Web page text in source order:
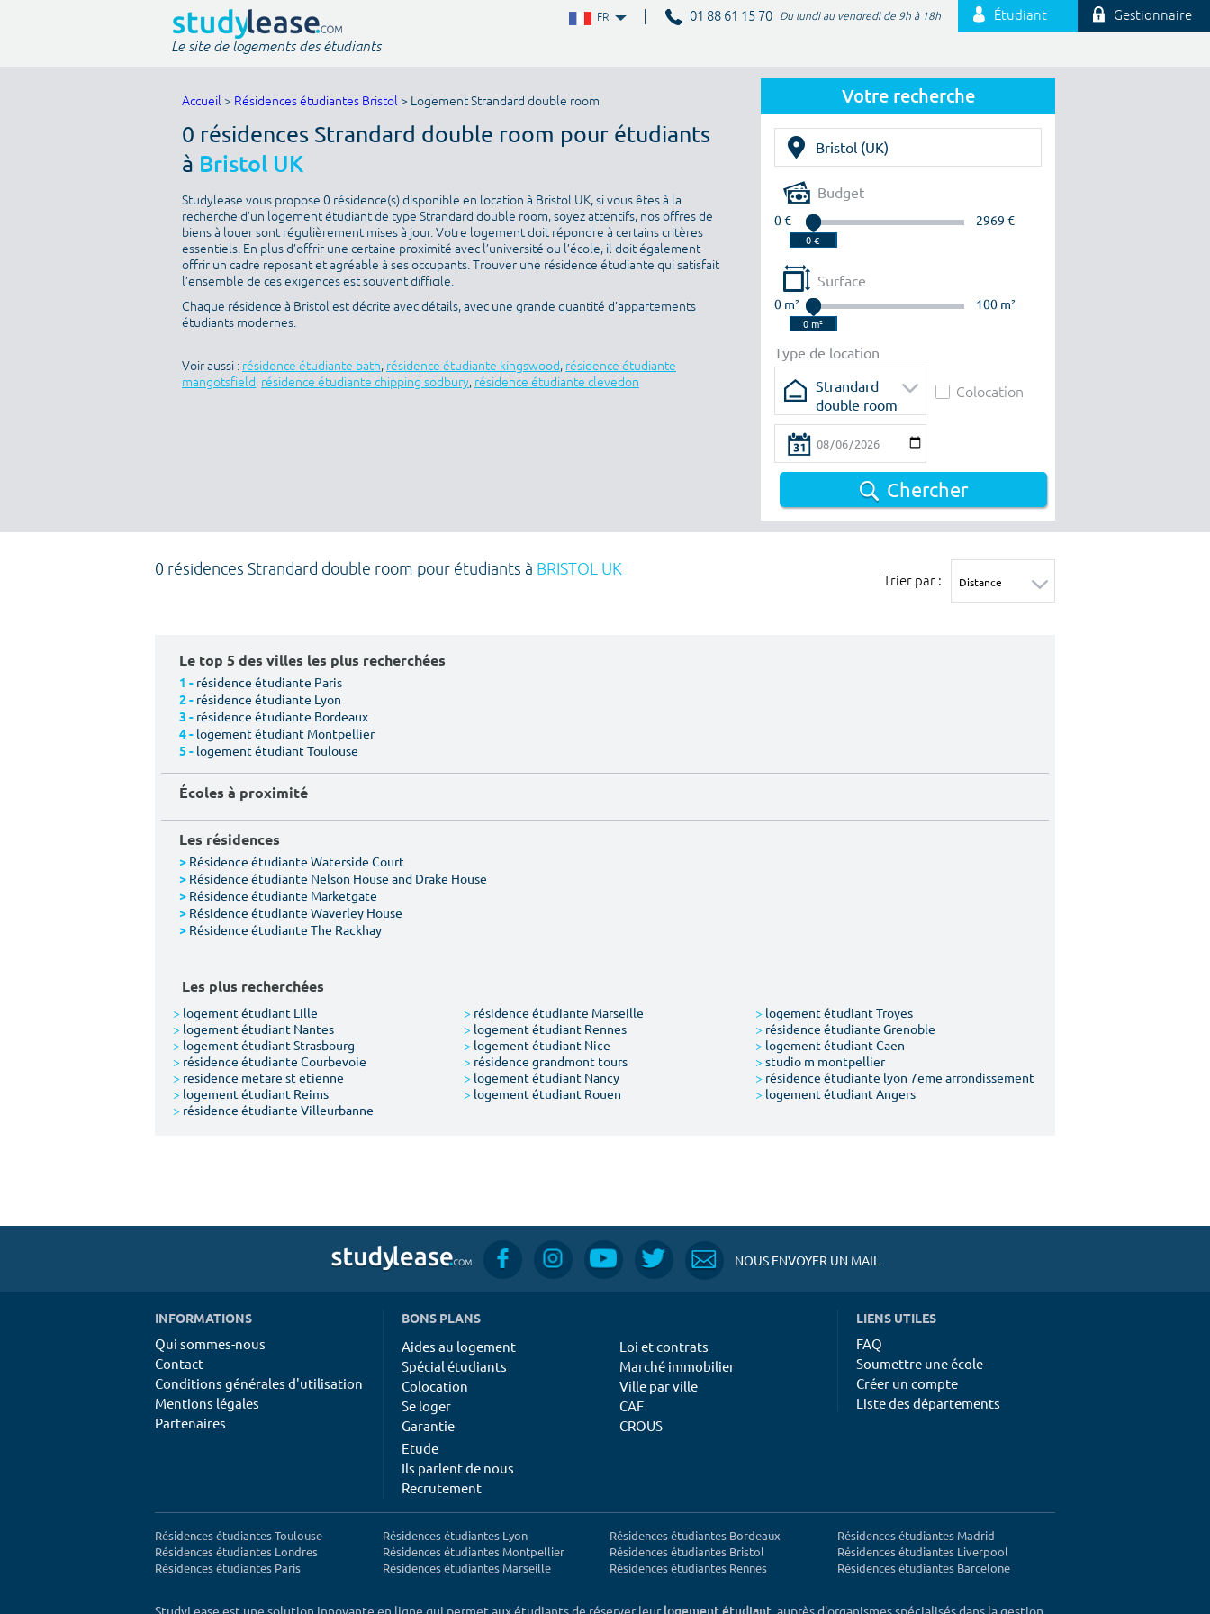
FR 01 88 61 15 70 Du lundi au vendredi de 9h à 18h Étudiant Gestionnaire
Le site de logements des étudiants
Votre recherche
Budget
0 € 2969 €
Surface
0 m² 100 m²
Type de location
Strandard
double room
Colocation
Chercher
Accueil > Résidences étudiantes Bristol > Logement Strandard double room
0 résidences Strandard double room pour étudiants
à Bristol UK
Studylease vous propose 0 résidence(s) disponible en location à Bristol UK, si vous êtes à la
recherche d’un logement étudiant de type Strandard double room, soyez attentifs, nos offres de
biens à louer sont régulièrement mises à jour. Votre logement doit répondre à certains critères
essentiels. En plus d’offrir une certaine proximité avec l’université ou l’école, il doit également
offrir un cadre reposant et agréable à ses occupants. Trouver une résidence étudiante qui satisfait
l’ensemble de ces exigences est souvent difficile.
Chaque résidence à Bristol est décrite avec détails, avec une grande quantité d’appartements
étudiants modernes.
Voir aussi : résidence étudiante bath, résidence étudiante kingswood, résidence étudiante
mangotsfield, résidence étudiante chipping sodbury, résidence étudiante clevedon
0 résidences Strandard double room pour étudiants à BRISTOL UK
Trier par :
Le top 5 des villes les plus recherchées
1 - résidence étudiante Paris
2 - résidence étudiante Lyon
3 - résidence étudiante Bordeaux
4 - logement étudiant Montpellier
5 - logement étudiant Toulouse
Écoles à proximité
Les résidences
> Résidence étudiante Waterside Court
> Résidence étudiante Nelson House and Drake House
> Résidence étudiante Marketgate
> Résidence étudiante Waverley House
> Résidence étudiante The Rackhay
Les plus recherchées
> logement étudiant Lille > résidence étudiante Marseille > logement étudiant Troyes
> logement étudiant Nantes > logement étudiant Rennes > résidence étudiante Grenoble
> logement étudiant Strasbourg > logement étudiant Nice > logement étudiant Caen
> résidence étudiante Courbevoie > résidence grandmont tours > studio m montpellier
> residence metare st etienne > logement étudiant Nancy > résidence étudiante lyon 7eme arrondissement
> logement étudiant Reims > logement étudiant Rouen > logement étudiant Angers
> résidence étudiante Villeurbanne
NOUS ENVOYER UN MAIL
INFORMATIONS
Qui sommes-nous
Contact
Conditions générales d'utilisation
Mentions légales
Partenaires
BONS PLANS
Aides au logement
Spécial étudiants
Colocation
Se loger
Garantie
Loi et contrats
Marché immobilier
Ville par ville
CAF
CROUS
Etude
Ils parlent de nous
Recrutement
LIENS UTILES
FAQ
Soumettre une école
Créer un compte
Liste des départements
Résidences étudiantes Toulouse
Résidences étudiantes Londres
Résidences étudiantes Paris
Résidences étudiantes Lyon
Résidences étudiantes Montpellier
Résidences étudiantes Marseille
Résidences étudiantes Bordeaux
Résidences étudiantes Bristol
Résidences étudiantes Rennes
Résidences étudiantes Madrid
Résidences étudiantes Liverpool
Résidences étudiantes Barcelone
StudyLease est une solution innovante en ligne qui permet aux étudiants de réserver leur , auprès d'organismes spécialisés dans la gestion